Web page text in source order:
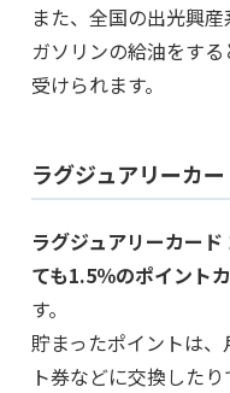
また、全国の出光興
ガソリンの給油をす
受けられます。
ラグジュアリーカ
ラグジュアリーカー
ても1.5％のポイント
す。
貯まったポイントは
ト券などに交換したり